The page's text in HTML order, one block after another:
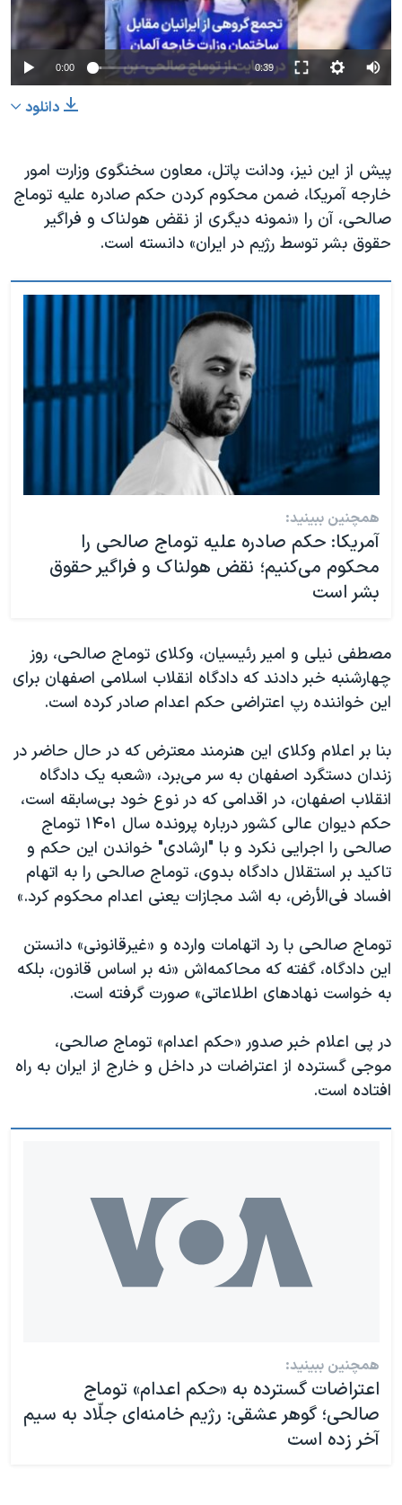
0:00 0:39
دانلود
پیش از این نیز، ودانت پاتل، معاون سخنگوی وزارت امور
خارجه آمریکا، ضمن محکوم کردن حکم صادره علیه توماج
صالحی، آن را «نمونه دیگری از نقض هولناک و فراگیر
حقوق بشر توسط رژیم در ایران» دانسته است.
همچنین ببینید:
آمریکا: حکم صادره علیه توماج صالحی را
محکوم می‌کنیم؛ نقض هولناک و فراگیر حقوق
بشر است
مصطفی نیلی و امیر رئیسیان، وکلای توماج صالحی، روز
چهارشنبه خبر دادند که دادگاه انقلاب اسلامی اصفهان برای
این خواننده رپ اعتراضی حکم اعدام صادر کرده است.
بنا بر اعلام وکلای این هنرمند معترض که در حال حاضر در
زندان دستگرد اصفهان به سر می‌برد، «شعبه یک دادگاه
انقلاب اصفهان، در اقدامی که در نوع خود بی‌سابقه است،
حکم دیوان عالی کشور درباره پرونده سال ۱۴۰۱ توماج
صالحی را اجرایی نکرد و با "ارشادی" خواندن این حکم و
تاکید بر استقلال دادگاه بدوی، توماج صالحی را به اتهام
افساد فی‌الأرض، به اشد مجازات یعنی اعدام محکوم کرد.»
توماج صالحی با رد اتهامات وارده و «غیرقانونی» دانستن
این دادگاه، گفته که محاکمه‌اش «نه بر اساس قانون، بلکه
به خواست نهادهای اطلاعاتی» صورت گرفته است.
در پی اعلام خبر صدور «حکم اعدام» توماج صالحی،
موجی گسترده از اعتراضات در داخل و خارج از ایران به راه
افتاده است.
همچنین ببینید:
اعتراضات گسترده به «حکم اعدام» توماج
صالحی؛ گوهر عشقی:‌ رژیم خامنه‌ای جلّاد به سیم
آخر زده است‌